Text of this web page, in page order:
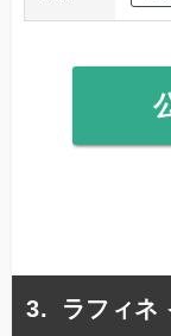
ラフィネ